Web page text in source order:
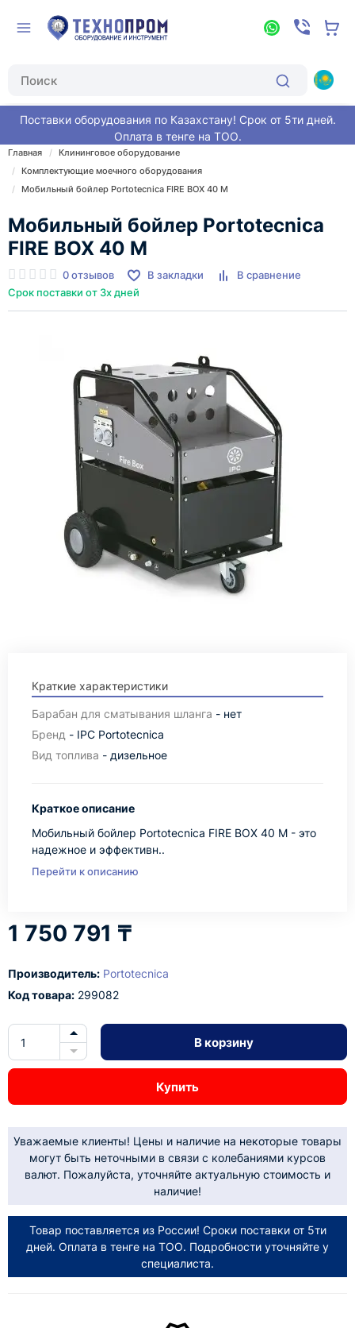
Поставки оборудования по Казахстану! Срок от 5ти дней.
Оплата в тенге на ТОО.
Главная
Клининговое оборудование
Комплектующие моечного оборудования
Мобильный бойлер Portotecnica FIRE BOX 40 M
Мобильный бойлер Portotecnica
FIRE BOX 40 M
0 отзывов В закладки
В сравнение
Срок поставки от 3х дней
Краткие характеристики
Барабан для сматывания шланга - нет
Бренд - IPC Portotecnica
Вид топлива - дизельное
Краткое описание
Мобильный бойлер Portotecnica FIRE BOX 40 M - это
надежное и эффективн..
Перейти к описанию
1 750 791 ₸
Производитель: Portotecnica
Код товара: 299082
В корзину
Купить
Уважаемые клиенты! Цены и наличие на некоторые товары
могут быть неточными в связи с колебаниями курсов
валют. Пожалуйста, уточняйте актуальную стоимость и
наличие!
Товар поставляется из России! Сроки поставки от 5ти
дней. Оплата в тенге на ТОО. Подробности уточняйте у
специалиста.